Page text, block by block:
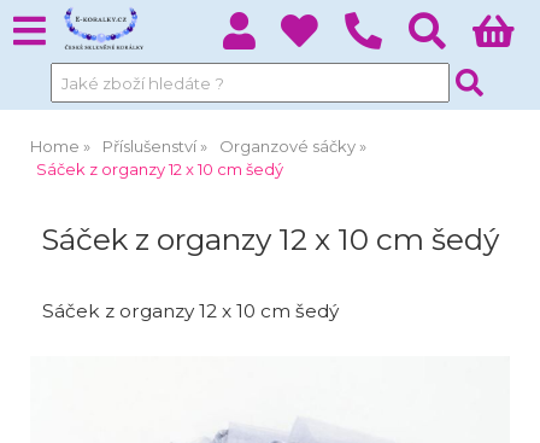
Home Příslušenství
Organzové sáčky
Sáček z organzy 12 x 10 cm šedý
Sáček z organzy 12 x 10 cm šedý
Sáček z organzy 12 x 10 cm šedý